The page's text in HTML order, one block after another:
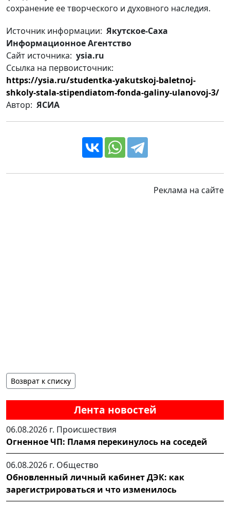
Лента новостей
06.08.2026 г. Происшествия
Огненное ЧП: Пламя перекинулось на соседей
06.08.2026 г. Общество
Обновленный личный кабинет ДЭК: как
зарегистрироваться и что изменилось
сохранение ее творческого и духовного наследия.
Источник информации: Якутское-Саха
Информационное Агентство
Сайт источника: ysia.ru
Ссылка на первоисточник:
https://ysia.ru/studentka-yakutskoj-baletnoj-
shkoly-stala-stipendiatom-fonda-galiny-ulanovoj-3/
Автор: ЯСИА
Реклама на сайте
Возврат к списку